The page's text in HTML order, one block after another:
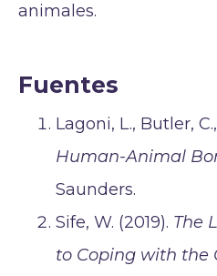
animales.
Fuentes
Lagoni, L., Butler,
Human-Animal
Saunders.
Sife, W. (2019). The
to Coping with the